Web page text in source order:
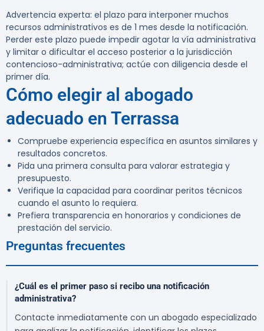
Advertencia experta: el plazo para interponer muchos
recursos administrativos es de 1 mes desde la notificación.
Perder este plazo puede impedir agotar la vía administrativa
y limitar o dificultar el acceso posterior a la jurisdicción
contencioso-administrativa; actúe con diligencia desde el
primer día.
Cómo elegir al abogado
adecuado en Terrassa
Compruebe experiencia específica en asuntos similares y
resultados concretos.
Pida una primera consulta para valorar estrategia y
presupuesto.
Verifique la capacidad para coordinar peritos técnicos
cuando el asunto lo requiera.
Prefiera transparencia en honorarios y condiciones de
prestación del servicio.
Preguntas frecuentes
¿Cuál es el primer paso si recibo una notificación
administrativa?
Contacte inmediatamente con un abogado especializado